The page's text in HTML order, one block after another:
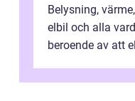
Belysning,
elbil och alla
beroende av att